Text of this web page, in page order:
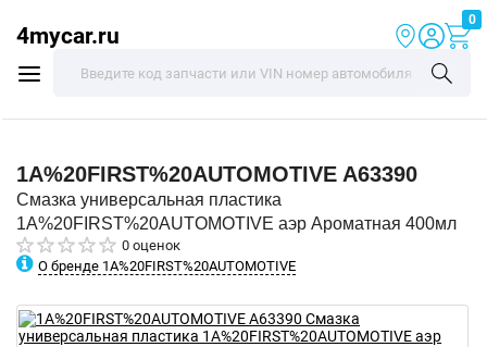
4mycar.ru
0
1A%20FIRST%20AUTOMOTIVE A63390
Смазка универсальная пластика
1A%20FIRST%20AUTOMOTIVE аэр Ароматная 400мл
0 оценок
О бренде 1A%20FIRST%20AUTOMOTIVE